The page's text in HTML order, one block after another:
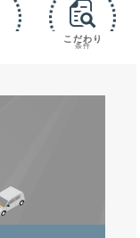
こだわり
条件